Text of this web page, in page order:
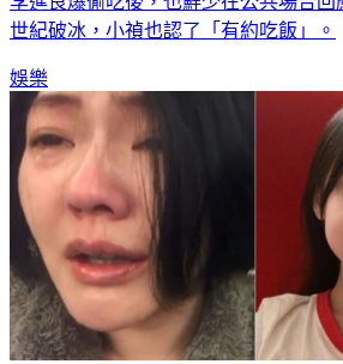
世紀破冰，小禎也認了「有約吃飯」。
娛樂